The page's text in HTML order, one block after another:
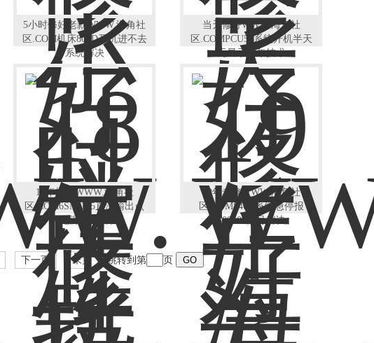
5小时修好老款WWW.海角社
区.COM机床802D开机进不去
系统解决
当天修好WWW.海角社
区.COMPCU50系统开机半天
无显示18年技术
18年技术WWW.海角社
区.COM6SN1145直流输出点
坏电源维修解决
19年专修WWW.海角社
区.COM840D系统急停报
300608井号解决
下一页 末页 跳转到第 页